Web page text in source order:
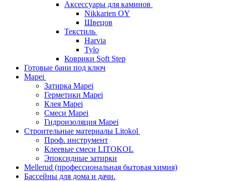
Аксессуары для каминов
Nikkarien OY
Швецов
Текстиль
Harvia
Tylo
Коврики Soft Step
Готовые бани под ключ
Mapei
Затирка Mapei
Герметики Mapei
Клея Mapei
Смеси Mapei
Гидроизоляция Mapei
Строительные материалы Litokol
Проф. инструмент
Клеевые смеси LITOKOL
Эпоксидные затирки
Mellerud (профессиональная бытовая химия)
Бассейны для дома и дачи.